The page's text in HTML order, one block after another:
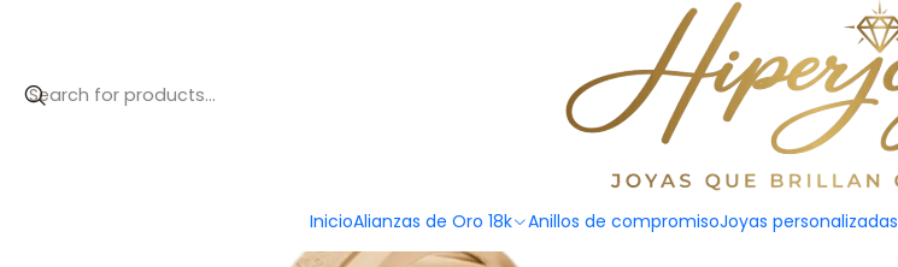
InicioAlianzas de Oro 18k Anillos de compromisoJoyas personalizadas
Alianza de Oro rosa 4 mm